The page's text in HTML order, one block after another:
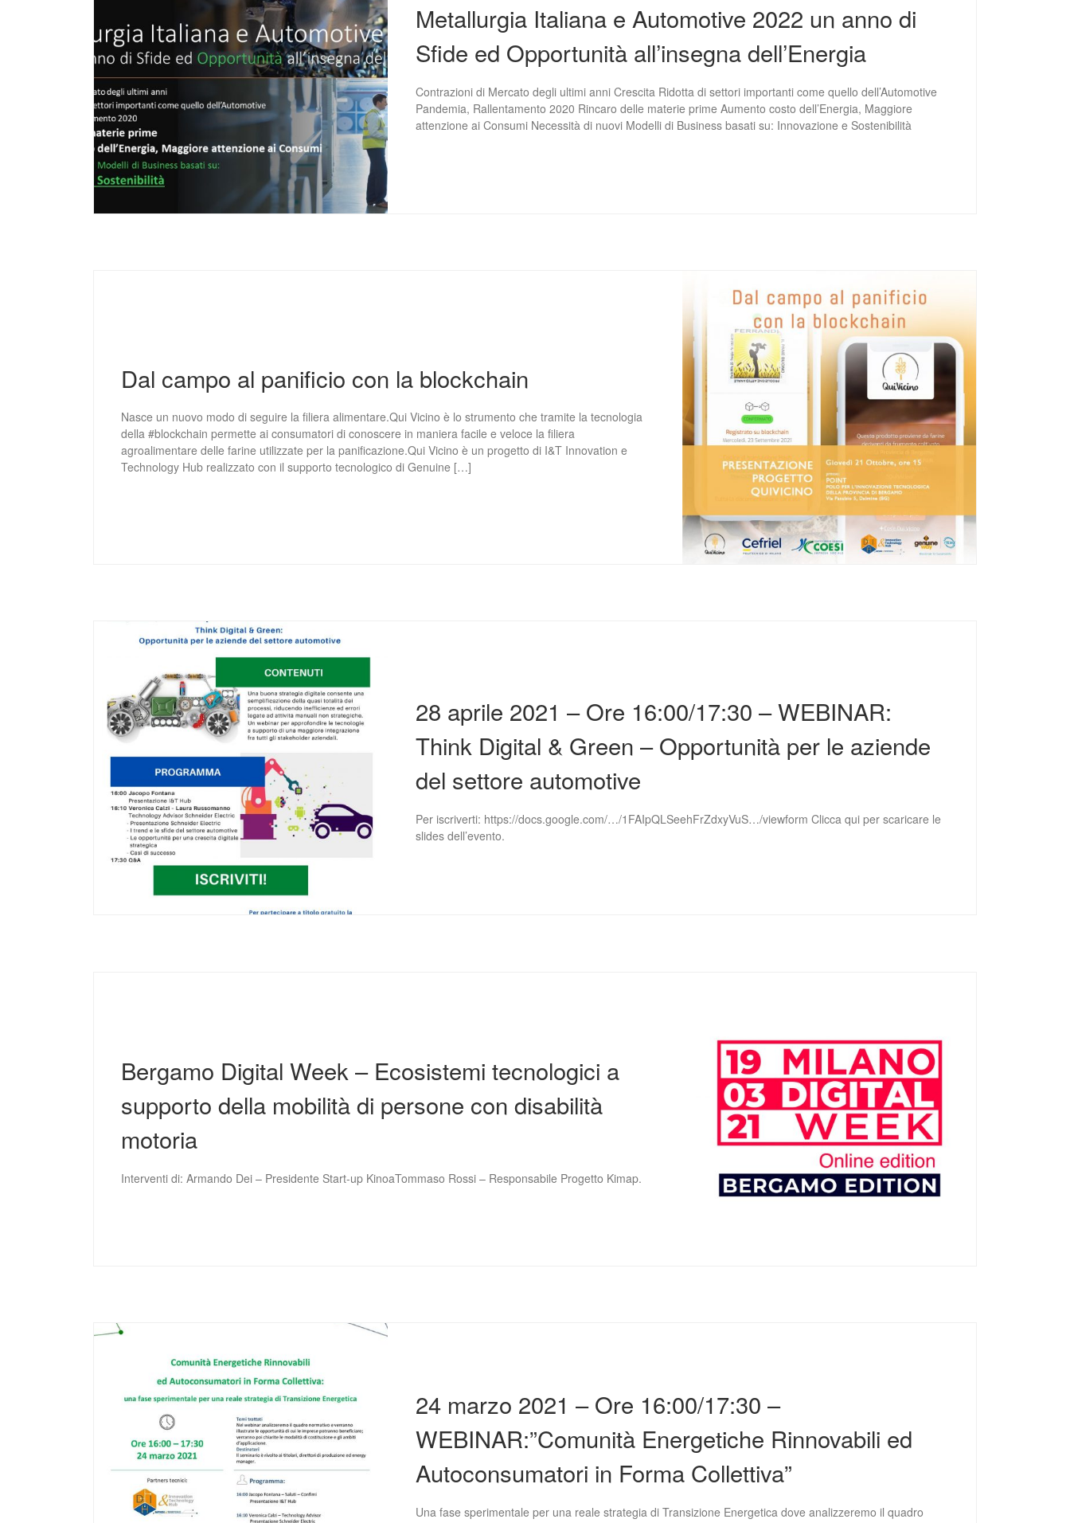
Metallurgia Italiana e Automotive 2022 un anno di
Sfide ed Opportunità all’insegna dell’Energia
Contrazioni di Mercato degli ultimi anni Crescita Ridotta di settori importanti come quello dell’Automotive
Pandemia, Rallentamento 2020 Rincaro delle materie prime Aumento costo dell’Energia, Maggiore
attenzione ai Consumi Necessità di nuovi Modelli di Business basati su: Innovazione e Sostenibilità
Dal campo al panificio con la blockchain
Nasce un nuovo modo di seguire la filiera alimentare.Qui Vicino è lo strumento che tramite la tecnologia
della #blockchain permette ai consumatori di conoscere in maniera facile e veloce la filiera
agroalimentare delle farine utilizzate per la panificazione.Qui Vicino è un progetto di I&T Innovation e
Technology Hub realizzato con il supporto tecnologico di Genuine […]
28 aprile 2021 – Ore 16:00/17:30 – WEBINAR:
Think Digital & Green – Opportunità per le aziende
del settore automotive
Per iscriverti: https://docs.google.com/…/1FAIpQLSeehFrZdxyVuS…/viewform Clicca qui per scaricare le
slides dell’evento.
Bergamo Digital Week – Ecosistemi tecnologici a
supporto della mobilità di persone con disabilità
motoria
Interventi di: Armando Dei – Presidente Start-up KinoaTommaso Rossi – Responsabile Progetto Kimap.
24 marzo 2021 – Ore 16:00/17:30 –
WEBINAR:”Comunità Energetiche Rinnovabili ed
Autoconsumatori in Forma Collettiva”
Una fase sperimentale per una reale strategia di Transizione Energetica dove analizzeremo il quadro